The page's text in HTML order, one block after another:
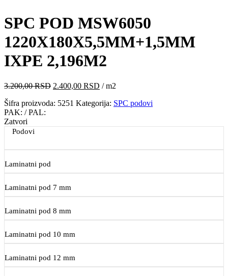
SPC POD MSW6050
1220X180X5,5MM+1,5MM
IXPE 2,196M2
3.200,00RSD Originalna
je
2.400,00 RSD Trenutna
je:
/ m2
Šifra proizvoda: 5251 Kategorija: SPC podovi
PAK: / PAL:
Zatvori
Podovi
Laminatni pod
Laminatni pod 7 mm
Laminatni pod 8 mm
Laminatni pod 10 mm
Laminatni pod 12 mm